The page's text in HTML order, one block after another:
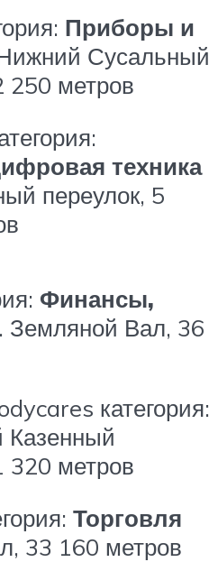
Приборы и
Сусальный
250 метров
техника
переулок, 5
Финансы,
Земляной Вал, 36
категория:
320 метров
Торговля
33 160 метров